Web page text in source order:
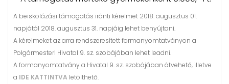
A beiskolázási támogatás iránti kérelmet 2018. augusztus 01.
napjától 2018. augusztus 31. napjáig lehet benyújtani.
A kérelmeket az arra rendszeresített formanyomtatványon a
Polgármesteri Hivatal 9. sz. szobájában lehet leadni.
A formanyomtatvány a Hivatal 9. sz. szobájában átvehető, illetve
a IDE KATTINTVA letölthető.